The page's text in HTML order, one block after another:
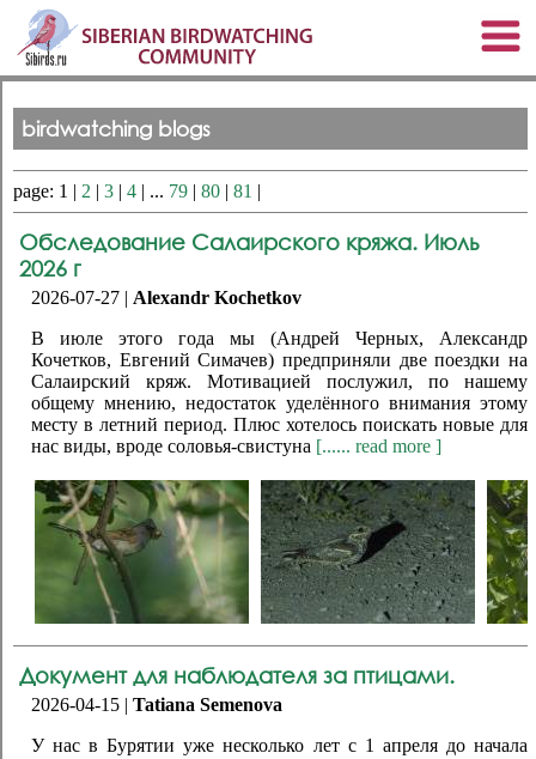
birdwatching blogs
page: 1 | 2 | 3 | 4 | ... 79 | 80 | 81 |
Обследование Салаирского кряжа. Июль
2026 г
2026-07-27 | Alexandr Kochetkov
В июле этого года мы (Андрей Черных, Александр
Кочетков, Евгений Симачев) предприняли две поездки на
Салаирский кряж. Мотивацией послужил, по нашему
общему мнению, недостаток уделённого внимания этому
месту в летний период. Плюс хотелось поискать новые для
нас виды, вроде соловья-свистуна [...... read more ]
Документ для наблюдателя за птицами.
2026-04-15 | Tatiana Semenova
У нас в Бурятии уже несколько лет с 1 апреля до начала